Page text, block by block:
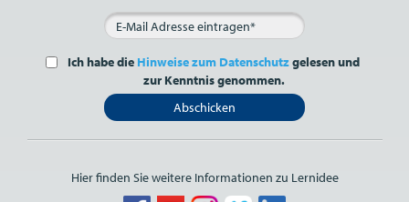
Ich habe die Hinweise zum Datenschutzgelesen und
zur Kenntnis genommen.
Abschicken
Hier finden Sie weitere Informationen zu Lernidee